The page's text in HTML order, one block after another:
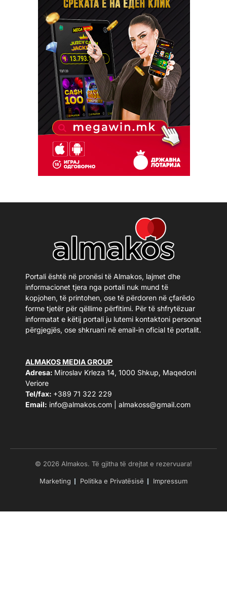
Portali është në pronësi të Almakos, lajmet dhe
informacionet tjera nga portali nuk mund të
kopjohen, të printohen, ose të përdoren në çfarëdo
forme tjetër për qëllime përfitimi. Për të shfrytëzuar
informatat e këtij portali ju lutemi kontaktoni personat
përgjegjës, ose shkruani në email-in oficial të portalit.
ALMAKOS MEDIA GROUP
Adresa: Miroslav Krleza 14, 1000 Shkup, Maqedoni
Veriore
Tel/fax: +389 71 322 229
Email: info@almakos.com almakoss@gmail.com
© 2026 Almakos. Të gjitha të drejtat e rezervuara!
Marketing Politika e Privatësisë Impressum